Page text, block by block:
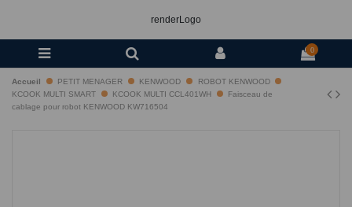
renderLogo
0
Accueil PETIT MENAGER KENWOOD
ROBOT KENWOOD
KCOOK MULTI SMART
KCOOK MULTI CCL401WH
Faisceau de
cablage pour robot KENWOOD KW716504